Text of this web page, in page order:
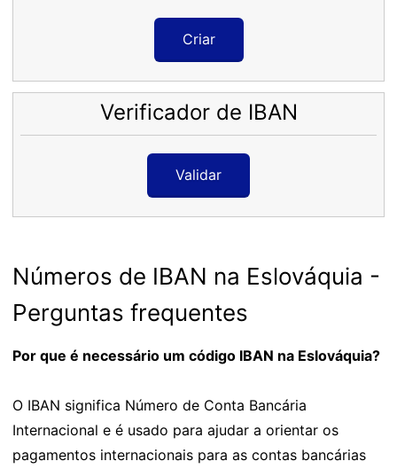
Criar
Verificador de IBAN
Validar
Números de IBAN na Eslováquia -
Perguntas frequentes
Por que é necessário um código IBAN na Eslováquia?
O IBAN significa Número de Conta Bancária
Internacional e é usado para ajudar a orientar os
pagamentos internacionais para as contas bancárias